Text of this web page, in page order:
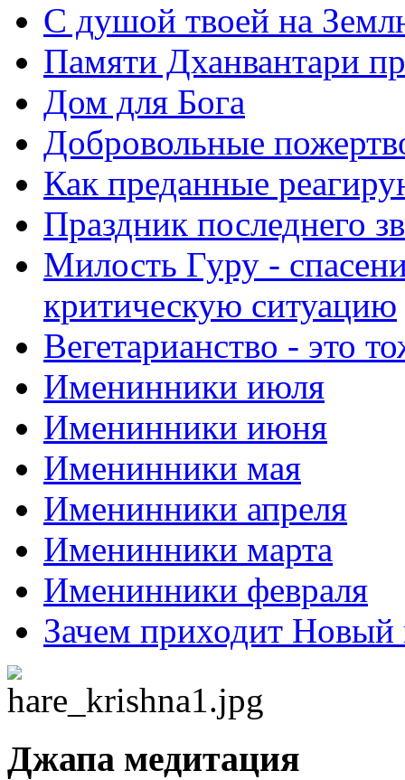
С душой твоей на
Памяти Дханвантари
Дом для Бога
Добровольные
Как преданные
Праздник последнего
Милость Гуру -
критическую ситуацию
Вегетарианство - это
Именинники июля
Именинники июня
Именинники мая
Именинники апреля
Именинники марта
Именинники февраля
Зачем приходит Новый
Джапа медитация